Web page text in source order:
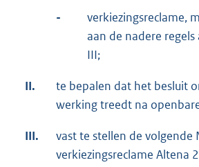
-
verkiezingsreclame,
aan de nadere
III;
II.
te bepalen dat het besluit
werking treedt na
III.
vast te stellen de volgende
verkiezingsreclame Altena